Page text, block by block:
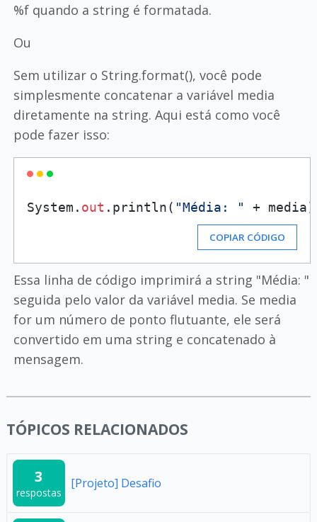
%f quando a string é formatada.
Ou
Sem utilizar o String.format(), você pode
simplesmente concatenar a variável media
diretamente na string. Aqui está como você
pode fazer isso:
System. out .println( "Média: "
COPIAR CÓDIGO
Essa linha de código imprimirá a string "Média: "
seguida pelo valor da variável media. Se media
for um número de ponto flutuante, ele será
convertido em uma string e concatenado à
mensagem.
TÓPICOS RELACIONADOS
3
respostas
[Projeto] Desafio